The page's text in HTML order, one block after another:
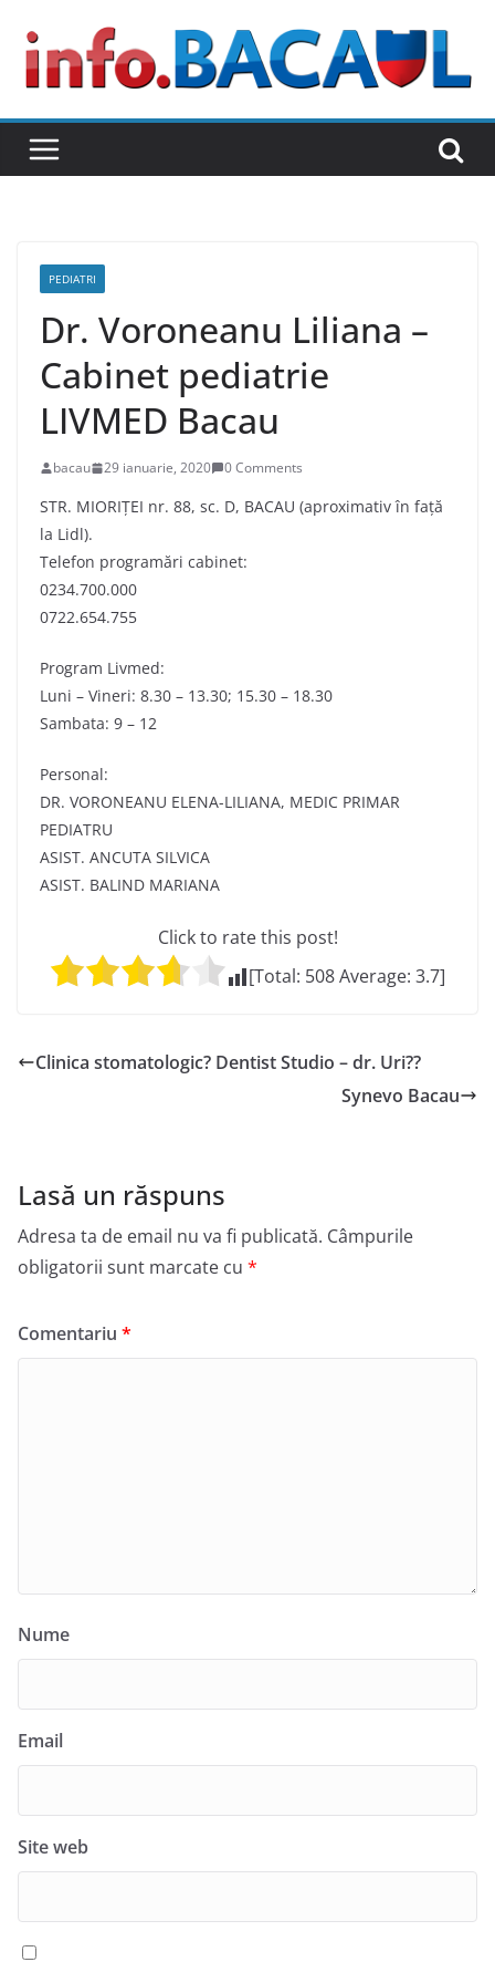
content
PEDIATRI
Dr. Voroneanu Liliana –
Cabinet pediatrie
LIVMED Bacau
bacau 29 ianuarie, 2020 0 Comments
STR. MIORIȚEI nr. 88, sc. D, BACAU (aproximativ în față
la Lidl).
Telefon programări cabinet:
0234.700.000
0722.654.755
Program Livmed:
Luni – Vineri: 8.30 – 13.30; 15.30 – 18.30
Sambata: 9 – 12
Personal:
DR. VORONEANU ELENA-LILIANA, MEDIC PRIMAR
PEDIATRU
ASIST. ANCUTA SILVICA
ASIST. BALIND MARIANA
Click to rate this post!
[Total: 508Average: 3.7]
Clinica stomatologic? Dentist Studio – dr. Uri??
Synevo Bacau
Lasă un răspuns
Adresa ta de email nu va fi publicată. Câmpurile
obligatorii sunt marcate cu *
Comentariu *
Nume
Email
Site web